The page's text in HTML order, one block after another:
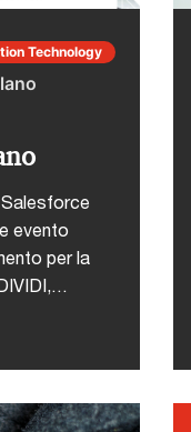
Technology
evento
per la
non
e